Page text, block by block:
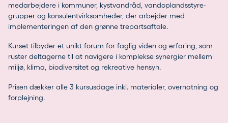
medarbejdere i kommuner, kystvandråd, vandoplandsstyre-
grupper og konsulentvirksomheder, der arbejder med
implementeringen af den grønne trepartsaftale.
Kurset tilbyder et unikt forum for faglig viden og erfaring, som
ruster deltagerne til at navigere i komplekse synergier mellem
miljø, klima, biodiversitet og rekreative hensyn.
Prisen dækker alle 3 kursusdage inkl. materialer, overnatning og
forplejning.